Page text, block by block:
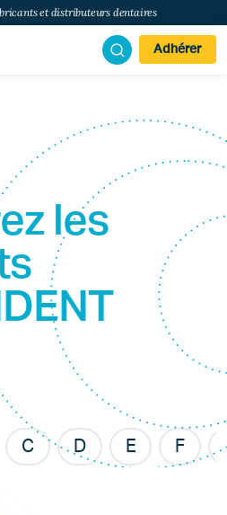
et distributeurs dentaires
Adhérer
les
C D E F